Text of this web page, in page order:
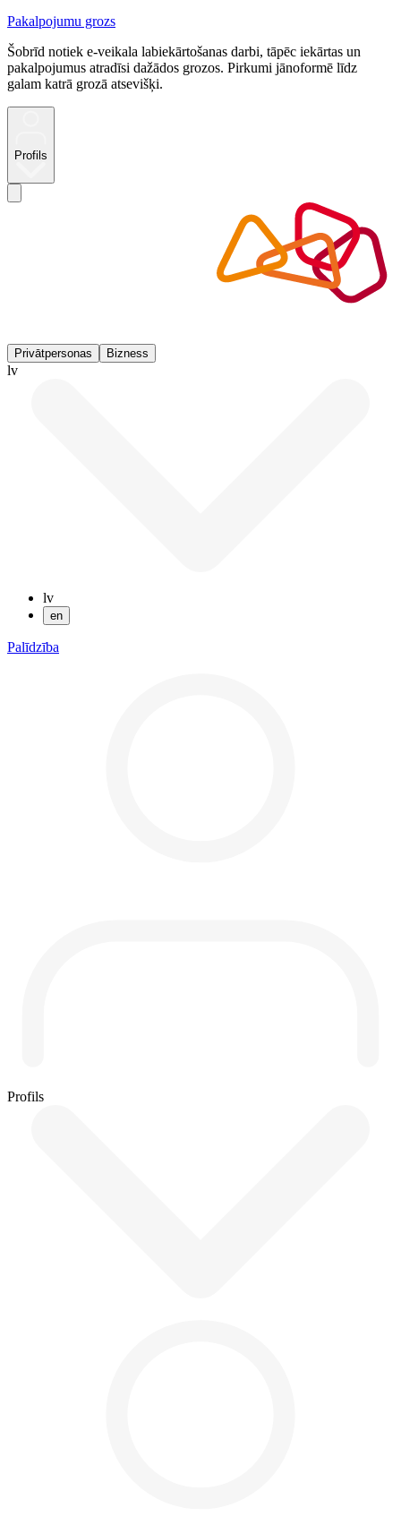
Pakalpojumu grozs
Šobrīd notiek e-veikala labiekārtošanas darbi, tāpēc iekārtas un
pakalpojumus atradīsi dažādos grozos. Pirkumi jānoformē līdz
galam katrā grozā atsevišķi.
Profils
Privātpersonas Bizness
lv
lv
en
Palīdzība
Profils